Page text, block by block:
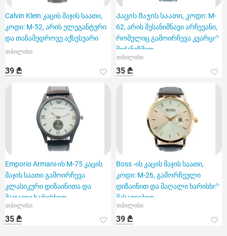
Calvin Klein კაცის მაჯის საათი,
კოდი: M-52, არის ელეგანტური
და თანამედროვე აქსესუარი
თბილისი
39 ₾
Კაცის მაჯის საათი, კოდი: M-
62, არის შესანიშნავი არჩევანი,
რომელიც გამოირჩევა კვარცის
მექანიზმით
თბილისი
35 ₾
Emporio Armani-ის M-75 კაცის
მაჯის საათი გამოირჩევა
კლასიკური დიზაინითა და
მაღალი ხარისხით
თბილისი
35 ₾
Boss -ის კაცის მაჯის საათი,
კოდი: M-26, გამორჩეული
დიზაინით და მაღალი ხარისხის
მასალებით.
თბილისი
39 ₾